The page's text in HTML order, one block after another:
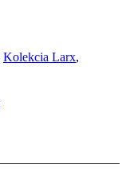
Kolekcia Larx,